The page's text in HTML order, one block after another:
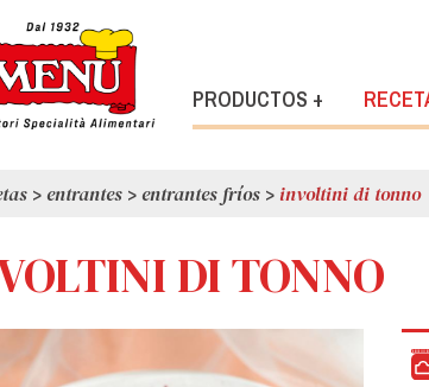
PRODUCTOS +
>entrantes >entrantes fríos > involtini di tonno
DI TONNO